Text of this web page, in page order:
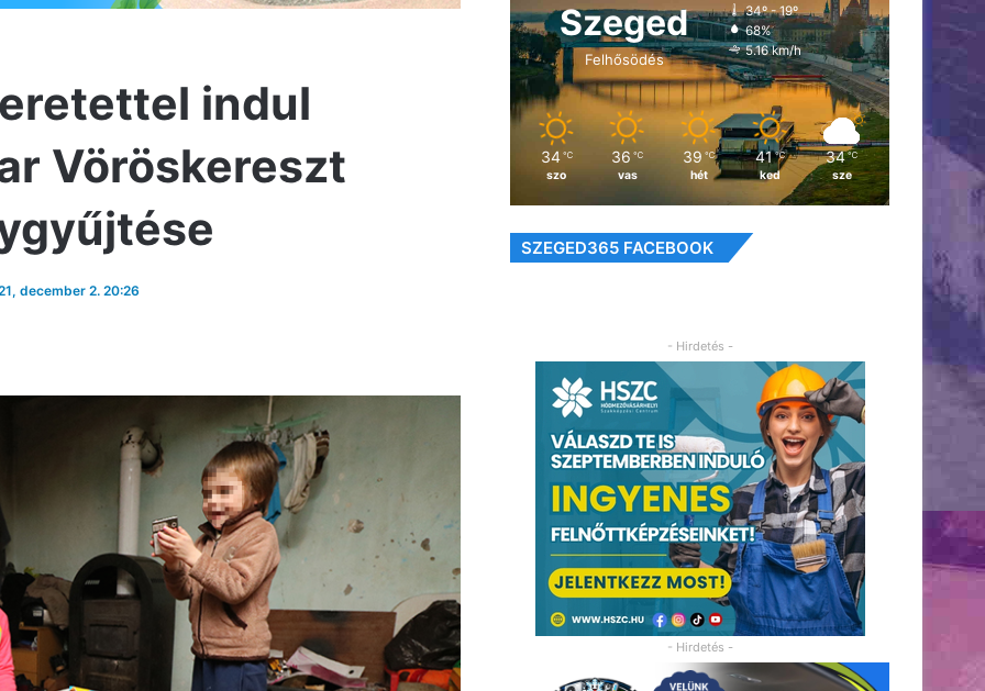
indul
Vöröskereszt
december 2. 20:26
Szeged
Felhősödés
34º - 19º
68%
5.16 km/h
34 ℃
szo
36 ℃
vas
39 ℃
hét
41 ℃
ked
34 ℃
sze
SZEGED365 FACEBOOK
- Hirdetés -
- Hirdetés -